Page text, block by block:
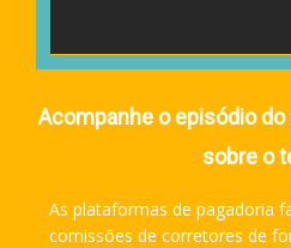
Acompanhe o episódio
sobre o
As plataformas de pagadoria
comissões de corretores de